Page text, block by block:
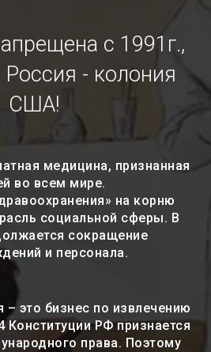
с 1991г.,
Россия - колония
США!
медицина, признанная
во всем мире.
на корню
социальной сферы. В
сокращение
и персонала.
это бизнес по извлечению
Конституции РФ признается
права. Поэтому